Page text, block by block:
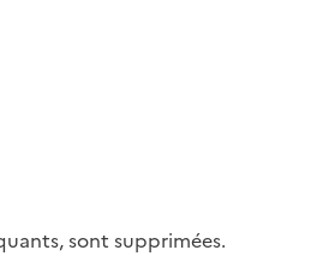
sont supprimées.